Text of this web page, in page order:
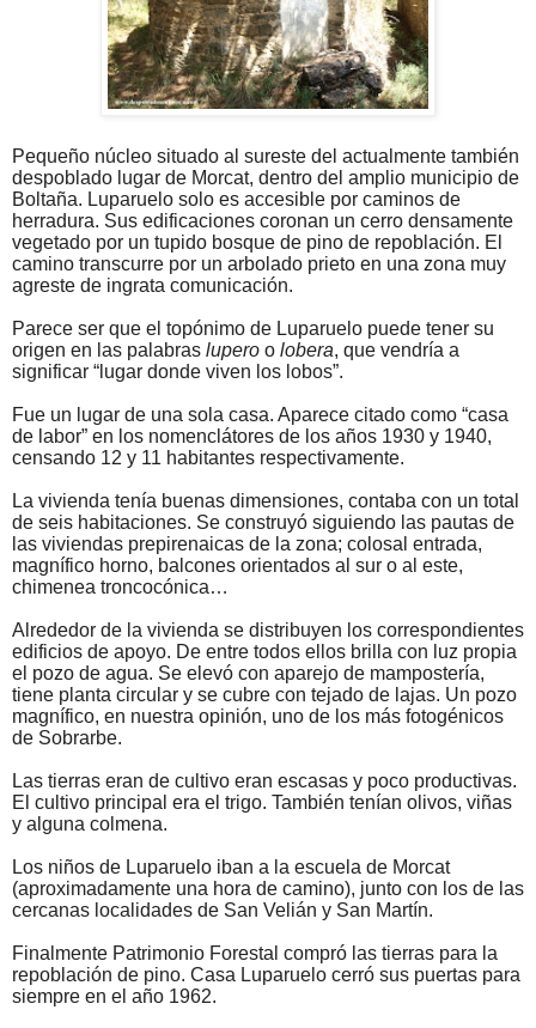
Pequeño núcleo situado al sureste del actualmente también
despoblado lugar de Morcat, dentro del amplio municipio de
Boltaña. Luparuelo solo es accesible por caminos de
herradura. Sus edificaciones coronan un cerro densamente
vegetado por un tupido bosque de pino de repoblación. El
camino transcurre por un arbolado prieto en una zona muy
agreste de ingrata comunicación.
Parece ser que el topónimo de Luparuelo puede tener su
origen en las palabras lupero o lobera, que vendría a
significar “lugar donde viven los lobos”.
Fue un lugar de una sola casa. Aparece citado como “casa
de labor” en los nomenclátores de los años 1930 y 1940,
censando 12 y 11 habitantes respectivamente.
La vivienda tenía buenas dimensiones, contaba con un total
de seis habitaciones. Se construyó siguiendo las pautas de
las viviendas prepirenaicas de la zona; colosal entrada,
magnífico horno, balcones orientados al sur o al este,
chimenea troncocónica…
Alrededor de la vivienda se distribuyen los correspondientes
edificios de apoyo. De entre todos ellos brilla con luz propia
el pozo de agua. Se elevó con aparejo de mampostería,
tiene planta circular y se cubre con tejado de lajas. Un pozo
magnífico, en nuestra opinión, uno de los más fotogénicos
de Sobrarbe.
Las tierras eran de cultivo eran escasas y poco productivas.
El cultivo principal era el trigo. También tenían olivos, viñas
y alguna colmena.
Los niños de Luparuelo iban a la escuela de Morcat
(aproximadamente una hora de camino), junto con los de las
cercanas localidades de San Velián y San Martín.
Finalmente Patrimonio Forestal compró las tierras para la
repoblación de pino. Casa Luparuelo cerró sus puertas para
siempre en el año 1962.